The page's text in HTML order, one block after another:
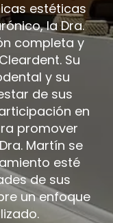
estéticas
la Dra.
completa y
Su
y su
de sus
en
promover
Martín se
esté
de sus
un enfoque